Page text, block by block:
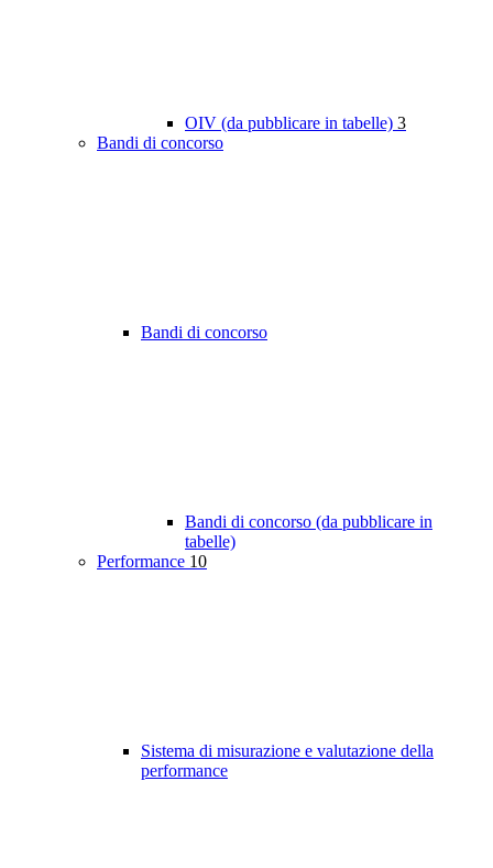
OIV (da pubblicare in tabelle) 3
Bandi di concorso
Bandi di concorso
Bandi di concorso (da pubblicare in
tabelle)
Performance 10
Sistema di misurazione e valutazione della
performance